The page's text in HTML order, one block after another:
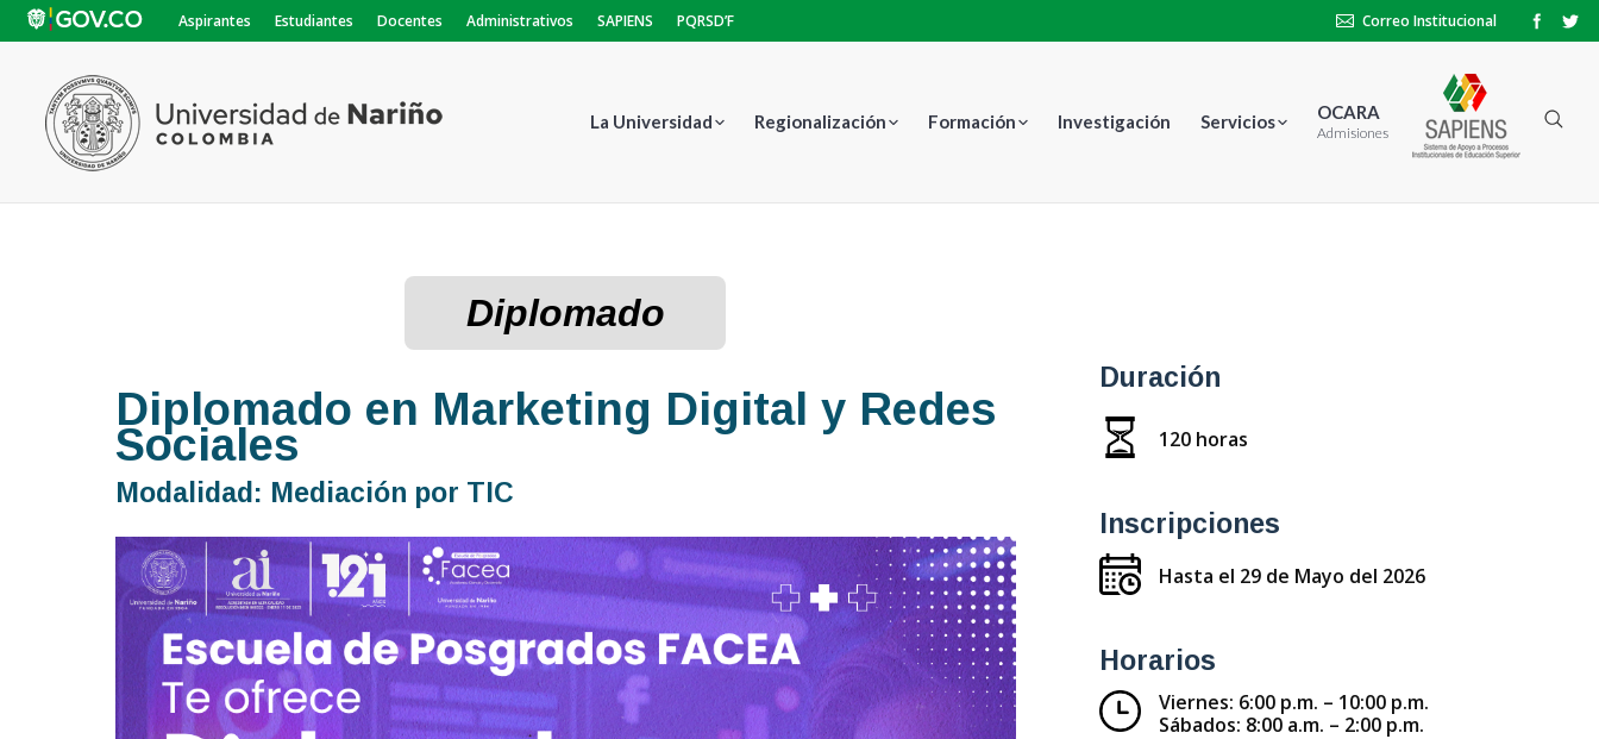
Aspirantes Estudiantes Docentes Administrativos SAPIENS PQRSD’F Correo Institucional
La Universidad Regionalización Formación Investigación Servicios OCARA
Admisiones
Diplomado
Diplomado en Marketing Digital y Redes
Sociales
Modalidad: Mediación por TIC
Duración
120 horas
Inscripciones
Hasta el 29 de Mayo del 2026
Horarios
Viernes: 6:00 p.m. – 10:00 p.m.
Sábados: 8:00 a.m. – 2:00 p.m.